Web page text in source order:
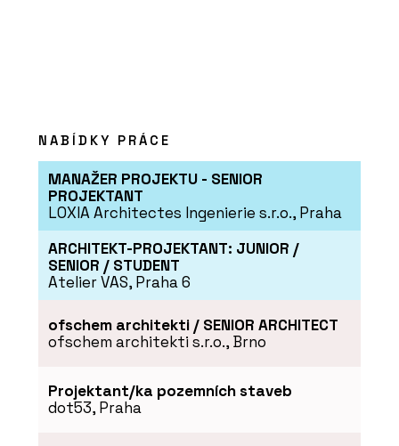
ČLÁNKY
„Stavíme na hraně
možností. Parcely jsou
staveb Radek Obst z
HINTONu
NABÍDKY PRÁCE
MANAŽER PROJEKTU - SENIOR
PROJEKTANT
LOXIA Architectes Ingenierie s.r.o., Praha
ARCHITEKT-PROJEKTANT: JUNIOR /
SENIOR / STUDENT
Atelier VAS, Praha 6
ofschem architekti / SENIOR ARCHITECT
ofschem architekti s.r.o., Brno
Projektant/ka pozemních staveb
dot53, Praha